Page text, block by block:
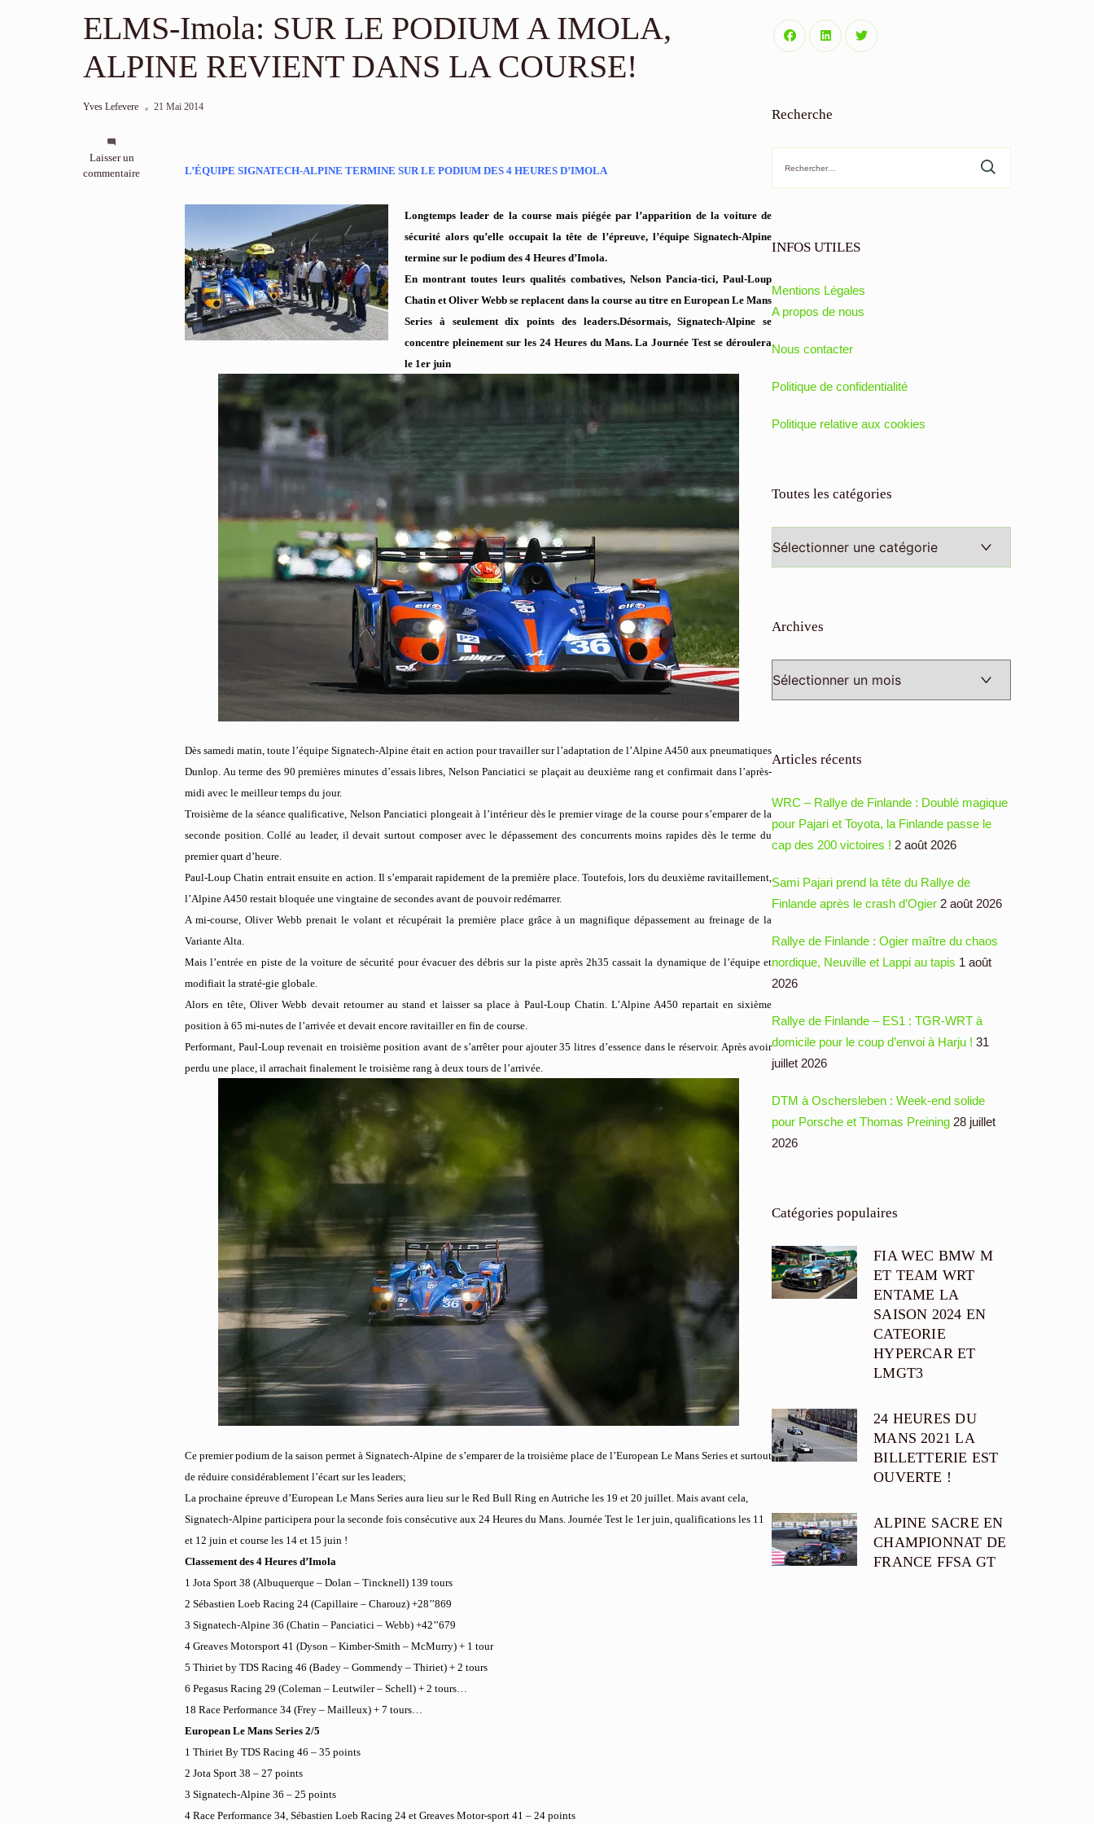
ELMS-Imola: SUR LE PODIUM A IMOLA,
ALPINE REVIENT DANS LA COURSE!
Yves Lefevere 21 Mai 2014
Laisser un
commentaire
sur
ELMS-
L’ÉQUIPE SIGNATECH-ALPINE TERMINE SUR LE PODIUM DES 4 HEURES D’IMOLA
Longtemps leader de la course mais piégée par l’apparition de la voiture de
sécurité alors qu’elle occupait la tête de l’épreuve, l’équipe Signatech-Alpine
termine sur le podium des 4 Heures d’Imola.
En montrant toutes leurs qualités combatives, Nelson Pancia-tici, Paul-Loup
Chatin et Oliver Webb se replacent dans la course au titre en European Le Mans
Series à seulement dix points des leaders.Désormais, Signatech-Alpine se
concentre pleinement sur les 24 Heures du Mans. La Journée Test se déroulera
le 1er juin
Dès samedi matin, toute l’équipe Signatech-Alpine était en action pour travailler sur l’adaptation de l’Alpine A450 aux pneumatiques
Dunlop. Au terme des 90 premières minutes d’essais libres, Nelson Panciatici se plaçait au deuxième rang et confirmait dans l’après-
midi avec le meilleur temps du jour.
Troisième de la séance qualificative, Nelson Panciatici plongeait à l’intérieur dès le premier virage de la course pour s’emparer de la
seconde position. Collé au leader, il devait surtout composer avec le dépassement des concurrents moins rapides dès le terme du
premier quart d’heure.
Paul-Loup Chatin entrait ensuite en action. Il s’emparait rapidement de la première place. Toutefois, lors du deuxième ravitaillement,
l’Alpine A450 restait bloquée une vingtaine de secondes avant de pouvoir redémarrer.
A mi-course, Oliver Webb prenait le volant et récupérait la première place grâce à un magnifique dépassement au freinage de la
Variante Alta.
Mais l’entrée en piste de la voiture de sécurité pour évacuer des débris sur la piste après 2h35 cassait la dynamique de l’équipe et
modifiait la straté-gie globale.
Alors en tête, Oliver Webb devait retourner au stand et laisser sa place à Paul-Loup Chatin. L’Alpine A450 repartait en sixième
position à 65 mi-nutes de l’arrivée et devait encore ravitailler en fin de course.
Performant, Paul-Loup revenait en troisième position avant de s’arrêter pour ajouter 35 litres d’essence dans le réservoir. Après avoir
perdu une place, il arrachait finalement le troisième rang à deux tours de l’arrivée.
Ce premier podium de la saison permet à Signatech-Alpine de s’emparer de la troisième place de l’European Le Mans Series et surtout
de réduire considérablement l’écart sur les leaders;
La prochaine épreuve d’European Le Mans Series aura lieu sur le Red Bull Ring en Autriche les 19 et 20 juillet. Mais avant cela,
Signatech-Alpine participera pour la seconde fois consécutive aux 24 Heures du Mans. Journée Test le 1er juin, qualifications les 11
et 12 juin et course les 14 et 15 juin !
Classement des 4 Heures d’Imola
1 Jota Sport 38 (Albuquerque – Dolan – Tincknell) 139 tours
2 Sébastien Loeb Racing 24 (Capillaire – Charouz) +28’’869
3 Signatech-Alpine 36 (Chatin – Panciatici – Webb) +42’’679
4 Greaves Motorsport 41 (Dyson – Kimber-Smith – McMurry) + 1 tour
5 Thiriet by TDS Racing 46 (Badey – Gommendy – Thiriet) + 2 tours
6 Pegasus Racing 29 (Coleman – Leutwiler – Schell) + 2 tours…
18 Race Performance 34 (Frey – Mailleux) + 7 tours…
European Le Mans Series 2/5
1 Thiriet By TDS Racing 46 – 35 points
2 Jota Sport 38 – 27 points
3 Signatech-Alpine 36 – 25 points
4 Race Performance 34, Sébastien Loeb Racing 24 et Greaves Motor-sport 41 – 24 points
Recherche
INFOS UTILES
Mentions Légales
A propos de nous
Nous contacter
Politique de confidentialité
Politique relative aux cookies
Toutes les catégories
les
Archives
Articles récents
WRC – Rallye de Finlande : Doublé magique
pour Pajari et Toyota, la Finlande passe le
cap des 200 victoires ! 2 août 2026
Sami Pajari prend la tête du Rallye de
Finlande après le crash d’Ogier 2 août 2026
Rallye de Finlande : Ogier maître du chaos
nordique, Neuville et Lappi au tapis 1 août
2026
Rallye de Finlande – ES1 : TGR-WRT à
domicile pour le coup d’envoi à Harju ! 31
juillet 2026
DTM à Oschersleben : Week-end solide
pour Porsche et Thomas Preining 28 juillet
2026
Catégories populaires
FIA WEC BMW M
ET TEAM WRT
ENTAME LA
SAISON 2024 EN
CATEORIE
HYPERCAR ET
LMGT3
24 HEURES DU
MANS 2021 LA
BILLETTERIE EST
OUVERTE !
ALPINE SACRE EN
CHAMPIONNAT DE
FRANCE FFSA GT